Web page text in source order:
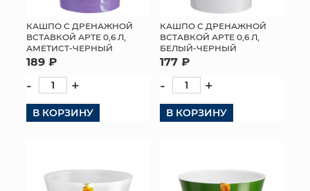
ПАКЕТЫ И СУМКИ
ПОДАРОЧНЫЕ КАРТЫ
ТОРГОВЫЙ ЦЕНТР
КАШПО С ДРЕНАЖНОЙ
ВСТАВКОЙ АРТЕ 0,6 Л,
АМЕТИСТ-ЧЕРНЫЙ
189 ₽
- +
В КОРЗИНУ
КАШПО С ДРЕНАЖНОЙ
ВСТАВКОЙ АРТЕ 0,6 Л,
БЕЛЫЙ-ЧЕРНЫЙ
177 ₽
- +
В КОРЗИНУ